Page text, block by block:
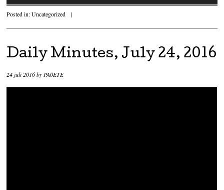
Posted in:Uncategorized |
Daily Minutes, July 24, 2016
24 juli 2016by PA0ETE